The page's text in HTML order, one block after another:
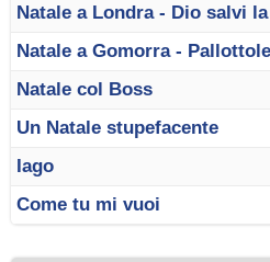
Natale a Londra - Dio salvi
Natale a Gomorra -
Natale col Boss
Un Natale stupefacente
Iago
Come tu mi vuoi